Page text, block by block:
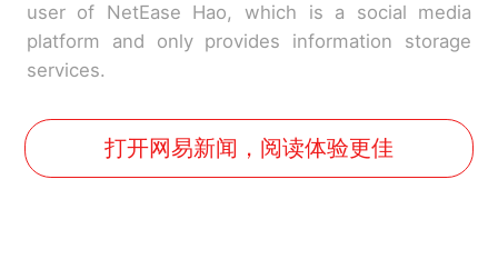
user of NetEase Hao, which is a social media
platform and only provides information storage
services.
打开网易新闻，阅读体验更佳